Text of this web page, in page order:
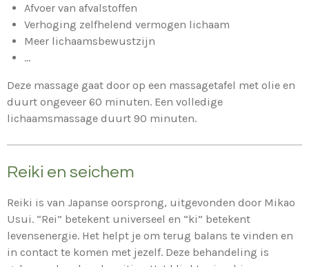
Afvoer van afvalstoffen
Verhoging zelfhelend vermogen lichaam
Meer lichaamsbewustzijn
...
Deze massage gaat door op een massagetafel met olie en
duurt ongeveer 60 minuten. Een volledige
lichaamsmassage duurt 90 minuten.
Reiki en seichem
Reiki is van Japanse oorsprong, uitgevonden door Mikao
Usui. “Rei” betekent universeel en “ki” betekent
levensenergie. Het helpt je om terug balans te vinden en
in contact te komen met jezelf. Deze behandeling is